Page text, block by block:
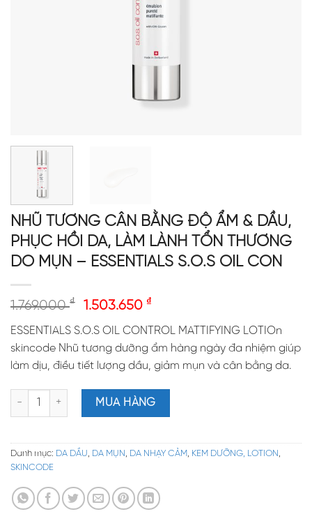
NHŨ TƯƠNG CÂN BẰNG ĐỘ ẨM & DẦU,
PHỤC HỒI DA, LÀM LÀNH TỔN THƯƠNG
DO MỤN – ESSENTIALS S.O.S OIL CON
1.769.000₫ 1.503.650 ₫
ESSENTIALS S.O.S OIL CONTROL MATTIFYING LOTIOn
skincode Nhũ tương dưỡng ẩm hàng ngày đa nhiệm giúp
làm dịu, điều tiết lượng dầu, giảm mụn và cân bằng da.
NHŨ TƯƠNG CÂN BẰNG ĐỘ ẨM & DẦU, PHỤC HỒI DA, LÀM
MUA HÀNG
Danh mục: DA DẦU, DA MỤN , DA NHẠY CẢM, KEM DƯỠNG, LOTION ,
SKINCODE